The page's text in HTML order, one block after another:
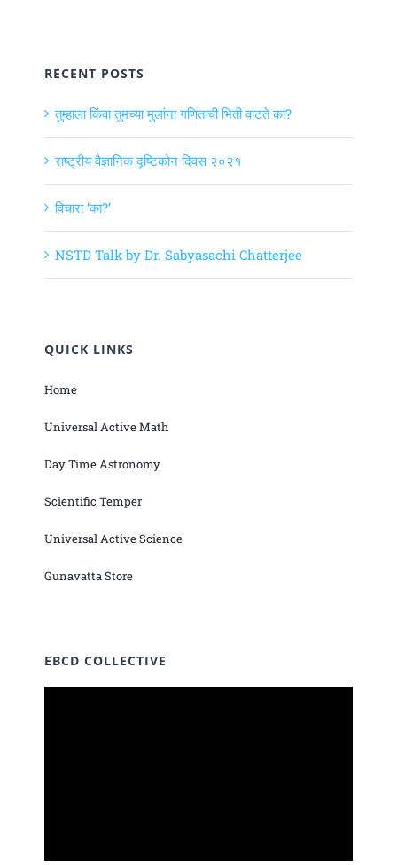
RECENT POSTS
तुम्हाला किंवा तुमच्या मुलांना गणिताची भिती वाटते का?
राष्ट्रीय वैज्ञानिक दृष्टिकोन दिवस २०२१
विचारा ‘का?’
NSTD Talk by Dr. Sabyasachi Chatterjee
QUICK LINKS
Home
Universal Active Math
Day Time Astronomy
Scientific Temper
Universal Active Science
Gunavatta Store
EBCD COLLECTIVE